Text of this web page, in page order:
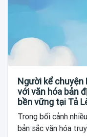
Người kể chuyện
với văn hóa bản
bền vững tại Tả
Trong bối cảnh
bản sắc văn hóa